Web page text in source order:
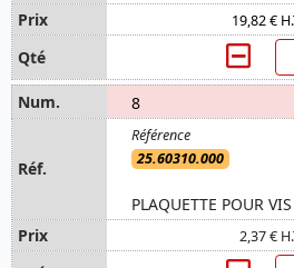
19,82 €
8
25.60310.000
PLAQUETTE POUR
2,37 €